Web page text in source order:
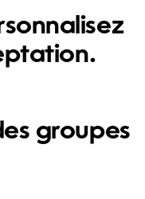
groupes